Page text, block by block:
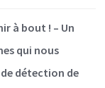
à bout ! – Un
qui nous
détection de